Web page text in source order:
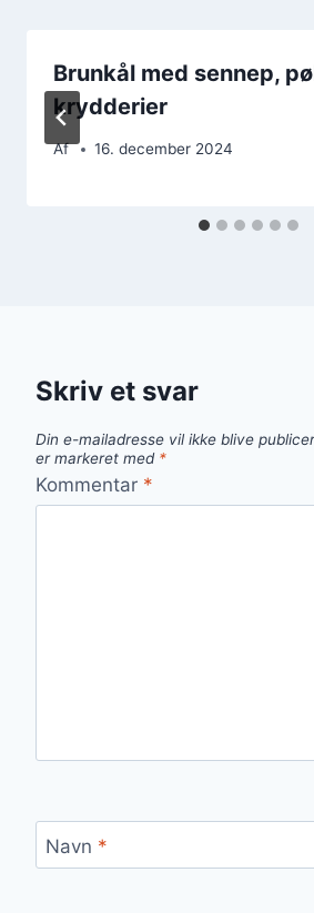
Brunkål med sennep,
krydderier
Af 16. december 2024
Skriv et svar
Din e-mailadresse vil ikke blive
er markeret med *
Kommentar *
Navn *